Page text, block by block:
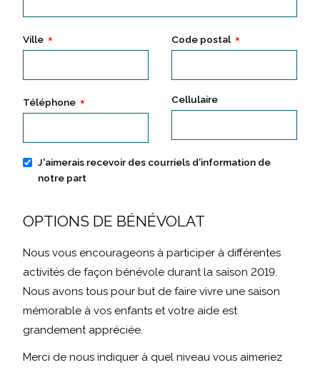
Ville Code postal
Téléphone Cellulaire
J'aimerais recevoir des courriels d'information de
notre part
OPTIONS DE BÉNÉVOLAT
Nous vous encourageons à participer à différentes
activités de façon bénévole durant la saison 2019.
Nous avons tous pour but de faire vivre une saison
mémorable à vos enfants et votre aide est
grandement appréciée.
Merci de nous indiquer à quel niveau vous aimeriez